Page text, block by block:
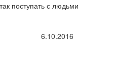
поступать с людьми
6.10.2016